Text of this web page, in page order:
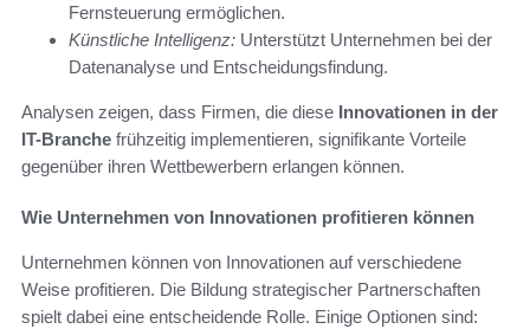
Fernsteuerung ermöglichen.
Künstliche Intelligenz: Unterstützt Unternehmen bei der
Datenanalyse und Entscheidungsfindung.
Analysen zeigen, dass Firmen, die diese Innovationen in der
IT-Branche frühzeitig implementieren, signifikante Vorteile
gegenüber ihren Wettbewerbern erlangen können.
Wie Unternehmen von Innovationen profitieren können
Unternehmen können von Innovationen auf verschiedene
Weise profitieren. Die Bildung strategischer Partnerschaften
spielt dabei eine entscheidende Rolle. Einige Optionen sind: